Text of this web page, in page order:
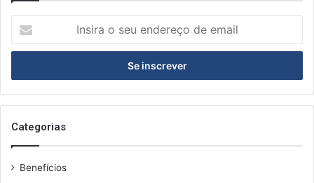
seu
de
email
Categorias
Benefícios